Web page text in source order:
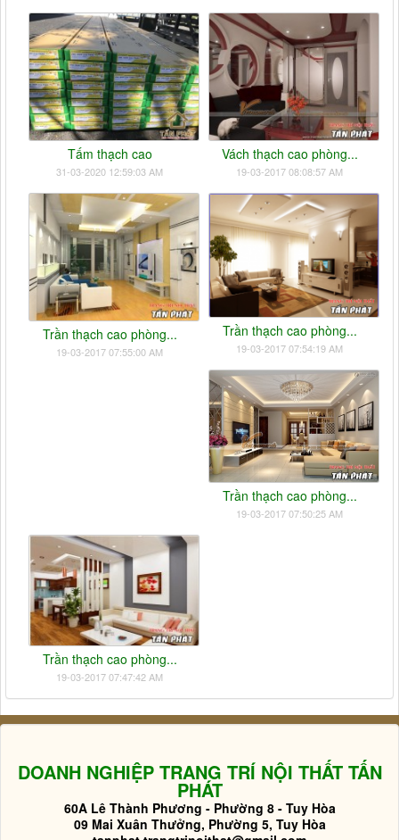
Tấm thạch cao
31-03-2020 12:59:03 AM
Vách thạch cao phòng...
19-03-2017 08:08:57 AM
Trần thạch cao phòng...
19-03-2017 07:55:00 AM
Trần thạch cao phòng...
19-03-2017 07:54:19 AM
Trần thạch cao phòng...
19-03-2017 07:50:25 AM
Trần thạch cao phòng...
19-03-2017 07:47:42 AM
DOANH NGHIỆP TRANG TRÍ NỘI THẤT TẤN
PHÁT
60A Lê Thành Phương - Phường 8 - Tuy Hòa
09 Mai Xuân Thưởng, Phường 5, Tuy Hòa